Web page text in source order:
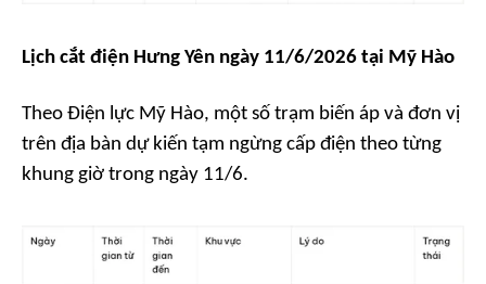
Lịch cắt điện Hưng Yên ngày 11/6/2026 tại Mỹ Hào
Theo Điện lực Mỹ Hào, một số trạm biến áp và đơn vị
trên địa bàn dự kiến tạm ngừng cấp điện theo từng
khung giờ trong ngày 11/6.